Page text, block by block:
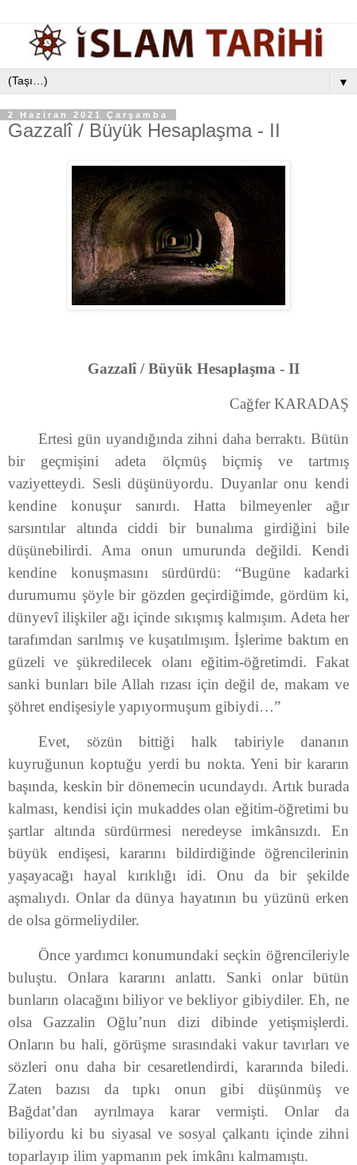
▼
2 Haziran 2021 Çarşamba
Gazzalî / Büyük Hesaplaşma - II
Gazzalî / Büyük Hesaplaşma - II
Cağfer KARADAŞ
Ertesi gün uyandığında zihni daha berraktı. Bütün
bir geçmişini adeta ölçmüş biçmiş ve tartmış
vaziyetteydi. Sesli düşünüyordu. Duyanlar onu kendi
kendine konuşur sanırdı. Hatta bilmeyenler ağır
sarsıntılar altında ciddi bir bunalıma girdiğini bile
düşünebilirdi. Ama onun umurunda değildi. Kendi
kendine konuşmasını sürdürdü: “Bugüne kadarki
durumumu şöyle bir gözden geçirdiğimde, gördüm ki,
dünyevî ilişkiler ağı içinde sıkışmış kalmışım. Adeta her
tarafımdan sarılmış ve kuşatılmışım. İşlerime baktım en
güzeli ve şükredilecek olanı eğitim-öğretimdi. Fakat
sanki bunları bile Allah rızası için değil de, makam ve
şöhret endişesiyle yapıyormuşum gibiydi…”
Evet, sözün bittiği halk tabiriyle dananın
kuyruğunun koptuğu yerdi bu nokta. Yeni bir kararın
başında, keskin bir dönemecin ucundaydı. Artık burada
kalması, kendisi için mukaddes olan eğitim-öğretimi bu
şartlar altında sürdürmesi neredeyse imkânsızdı. En
büyük endişesi, kararını bildirdiğinde öğrencilerinin
yaşayacağı hayal kırıklığı idi. Onu da bir şekilde
aşmalıydı. Onlar da dünya hayatının bu yüzünü erken
de olsa görmeliydiler.
Önce yardımcı konumundaki seçkin öğrencileriyle
buluştu. Onlara kararını anlattı. Sanki onlar bütün
bunların olacağını biliyor ve bekliyor gibiydiler. Eh, ne
olsa Gazzalin Oğlu’nun dizi dibinde yetişmişlerdi.
Onların bu hali, görüşme sırasındaki vakur tavırları ve
sözleri onu daha bir cesaretlendirdi, kararında biledi.
Zaten bazısı da tıpkı onun gibi düşünmüş ve
Bağdat’dan ayrılmaya karar vermişti. Onlar da
biliyordu ki bu siyasal ve sosyal çalkantı içinde zihni
toparlayıp ilim yapmanın pek imkânı kalmamıştı.